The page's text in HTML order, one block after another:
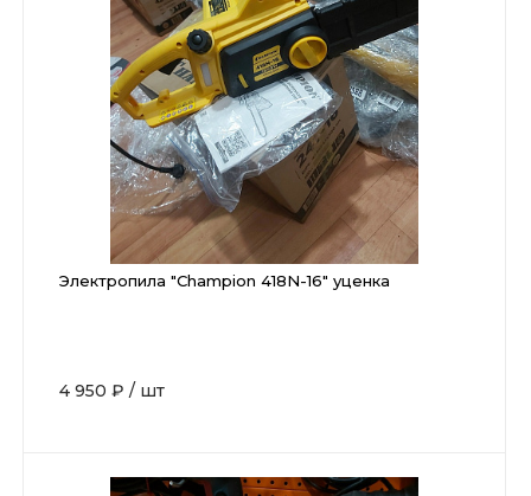
Электропила "Champion 418N-16" уценка
4 950 ₽ / шт